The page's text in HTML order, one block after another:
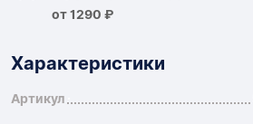
от 1290 ₽
Характеристики
Артикул